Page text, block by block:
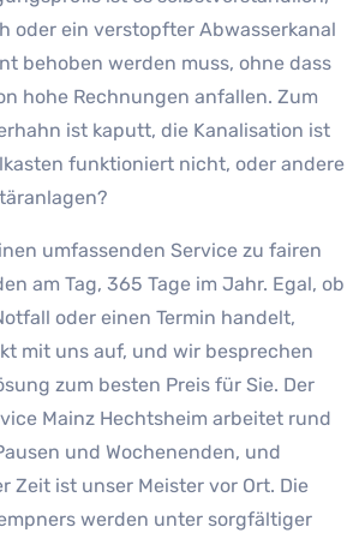
oder ein verstopfter Abwasserkanal
behoben werden muss, ohne dass
hohe Rechnungen anfallen. Zum
ist kaputt, die Kanalisation ist
funktioniert nicht, oder andere
umfassenden Service zu fairen
am Tag, 365 Tage im Jahr. Egal, ob
oder einen Termin handelt,
mit uns auf, und wir besprechen
zum besten Preis für Sie. Der
Mainz Hechtsheim arbeitet rund
und Wochenenden, und
Zeit ist unser Meister vor Ort. Die
werden unter sorgfältiger